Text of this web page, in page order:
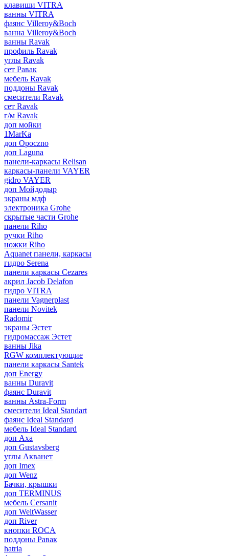
клавиши VITRA
ванны VITRA
фаянс Villeroy&Boch
ванна Villeroy&Boch
ванны Ravak
профиль Ravak
углы Ravak
сет Равак
мебель Ravak
поддоны Ravak
смесители Ravak
сет Ravak
г/м Ravak
доп мойки
1MarKa
доп Opoczno
доп Laguna
панели-каркасы Relisan
каркасы-панели VAYER
gidro VAYER
доп Мойдодыр
экраны мдф
электроника Grohe
скрытые части Grohe
панели Riho
ручки Riho
ножки Riho
Aquanet панели, каркасы
гидро Serena
панели каркасы Cezares
акрил Jacob Delafon
гидро VITRA
панели Vagnerplast
панели Novitek
Radomir
экраны Эстет
гидромассаж Эстет
ванны Jika
RGW комплектующие
панели каркасы Santek
доп Energy
ванны Duravit
фаянс Duravit
ванны Astra-Form
смесители Ideal Standart
фаянс Ideal Standard
мебель Ideal Standard
доп Axa
доп Gustavsberg
углы Акванет
доп Imex
доп Wenz
Бачки, крышки
доп TERMINUS
мебель Cersanit
доп WeltWasser
доп River
кнопки ROCA
поддоны Равак
hatria